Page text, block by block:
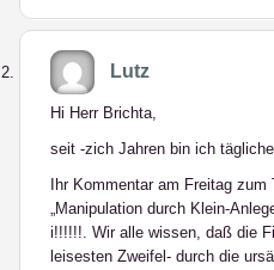
Lutz
Hi Herr Brichta,
seit -zich Jahren bin ich
Ihr Kommentar am Freitag
„Manipulation durch Klein-
i!!!!!!. Wir alle wissen, daß die
leisesten Zweifel- durch die